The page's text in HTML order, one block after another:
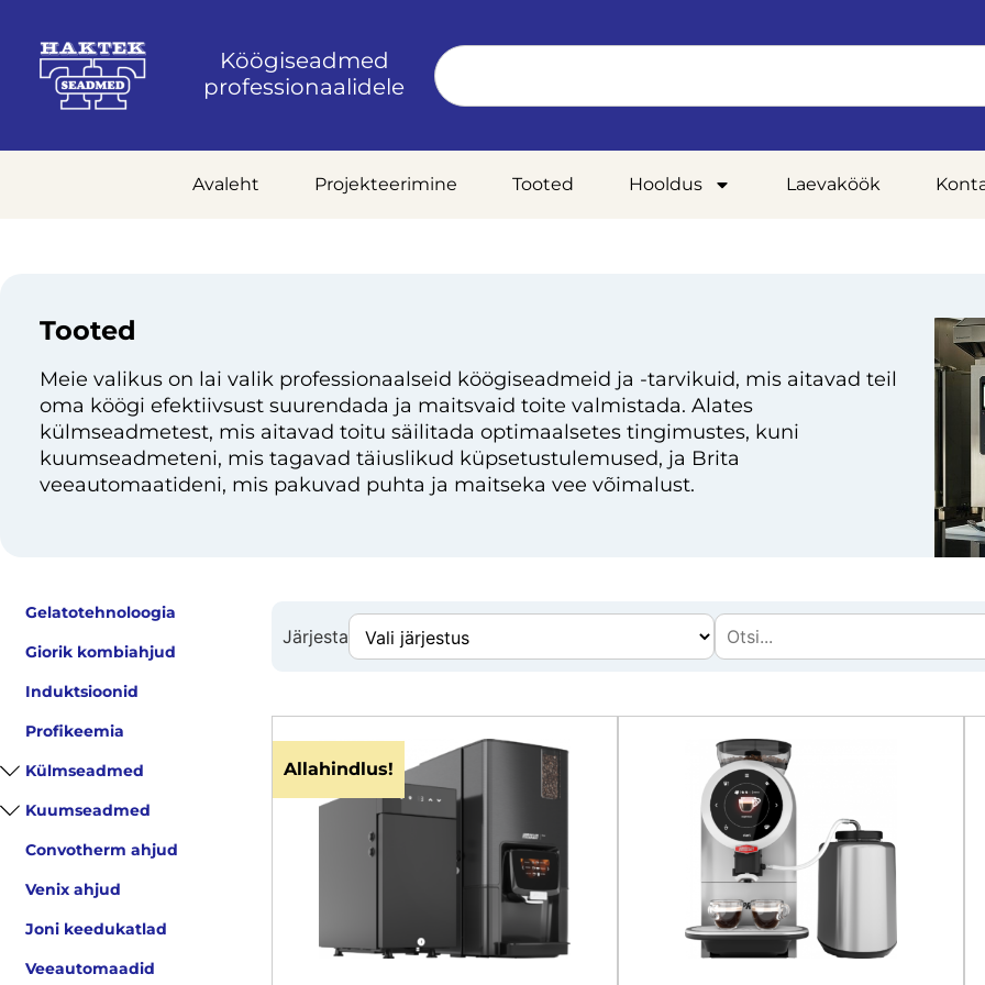
Köögiseadmed
professionaalidele
Avaleht Projekteerimine Tooted Hooldus Laevaköök
Tooted
Meie valikus on lai valik professionaalseid köögiseadmeid ja -tarvikuid, mis aitavad teil
oma köögi efektiivsust suurendada ja maitsvaid toite valmistada. Alates
külmseadmetest, mis aitavad toitu säilitada optimaalsetes tingimustes, kuni
kuumseadmeteni, mis tagavad täiuslikud küpsetustulemused, ja Brita
veeautomaatideni, mis pakuvad puhta ja maitseka vee võimalust.
Gelatotehnoloogia
Giorik kombiahjud
Induktsioonid
Profikeemia
Külmseadmed
Kuumseadmed
Convotherm ahjud
Venix ahjud
Joni keedukatlad
Veeautomaadid
Järjesta
Allahindlus!